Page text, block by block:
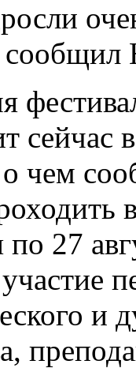
сейчас
чем
по 27
и